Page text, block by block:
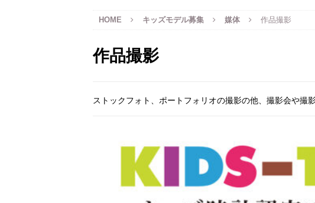
[ 2024年11月12日 ] ジュニアブランド「ALGY(アル
[ 2024年11月11日 ]
[ 2024年11月8日 ] 「イオンモール多摩平の森」ファ
[ 2026年3月12日 ] 「瞬足」から防水モデル登場 雨
HOME キッズモデル募集 媒体 作品撮影
作品撮影
ストックフォト、ポートフォリオの撮影の他、撮影会や撮